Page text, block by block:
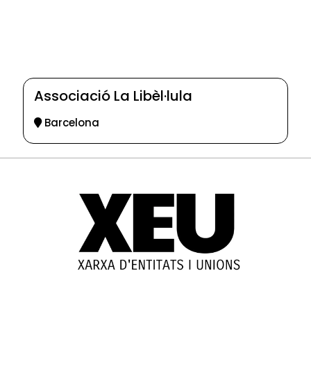
Associació La Libèl·lula
Barcelona